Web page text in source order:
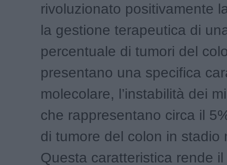
rivoluzionato positivamente
la gestione terapeutica di
percentuale di tumori del
presentano una specifica
molecolare, l’instabilità dei
che rappresentano circa il
di tumore del colon in stadio
Questa caratteristica rende